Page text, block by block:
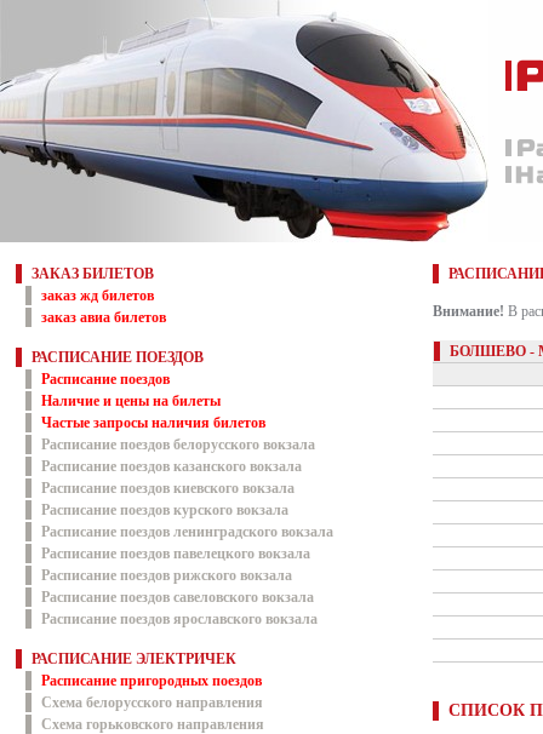
ЗАКАЗ БИЛЕТОВ
заказ жд билетов
заказ авиа билетов
РАСПИСАНИЕ ПОЕЗДОВ
Расписание поездов
Наличие и цены на билеты
Частые запросы наличия билетов
Расписание поездов белорусского вокзала
Расписание поездов казанского вокзала
Расписание поездов киевского вокзала
Расписание поездов курского вокзала
Расписание поездов ленинградского вокзала
Расписание поездов павелецкого вокзала
Расписание поездов рижского вокзала
Расписание поездов савеловского вокзала
Расписание поездов ярославского вокзала
РАСПИСАНИЕ ЭЛЕКТРИЧЕК
Расписание пригородных поездов
Схема белорусского направления
Схема горьковского направления
Внимание! В
БОЛШЕВО -
СПИСОК